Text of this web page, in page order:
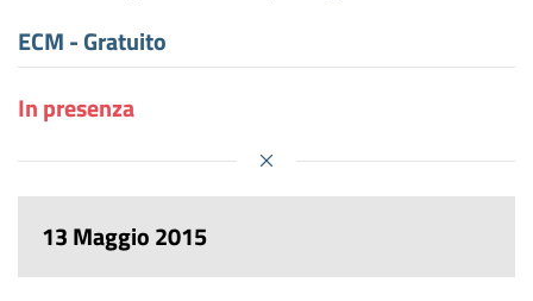
ECM - Gratuito
In presenza
13 Maggio 2015